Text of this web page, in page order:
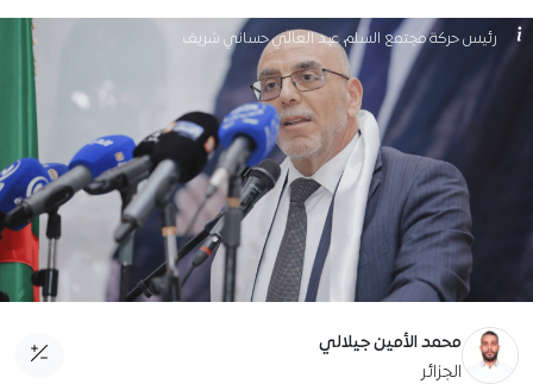
رئيس حركة مجتمع السلم، عبد العالي حساني شريف
محمد الأمين جيلالي
الجزائر